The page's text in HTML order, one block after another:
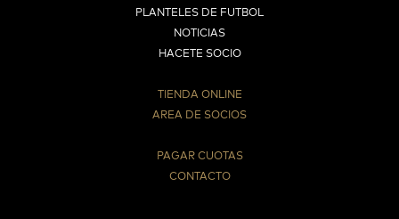
PLANTELES DE FUTBOL
NOTICIAS
HACETE SOCIO
TIENDA ONLINE
AREA DE SOCIOS
PAGAR CUOTAS
CONTACTO